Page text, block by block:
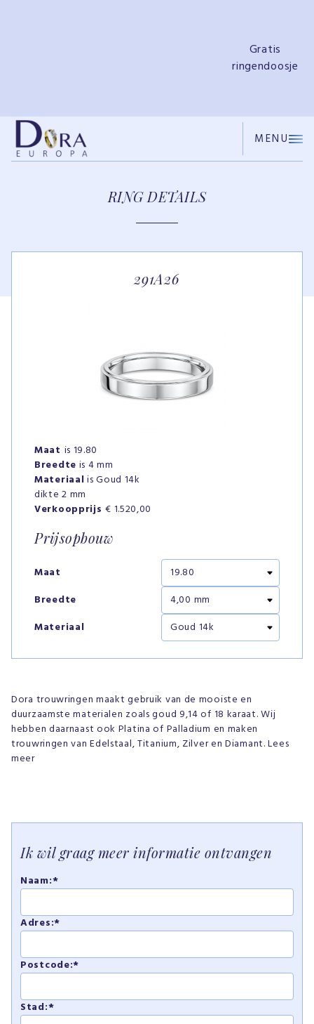
Gratis
ringendoosje
MENU
RING DETAILS
291A26
Maat is 19.80
Breedte is 4 mm
Materiaalis Goud 14k
dikte 2 mm
Verkoopprijs€ 1.520,00
Prijsopbouw
Maat
Breedte
Materiaal
Dora trouwringen maakt gebruik van de mooiste en
duurzaamste materialen zoals goud 9,14 of 18 karaat. Wij
hebben daarnaast ook Platina of Palladium en maken
trouwringen van Edelstaal, Titanium, Zilver en Diamant. Lees
meer
Ik wil graag meer informatie ontvangen
Naam:*
Adres:*
Postcode:*
Stad:*